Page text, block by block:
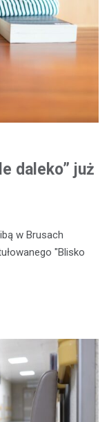
daleko” już
w Brusach
"Blisko